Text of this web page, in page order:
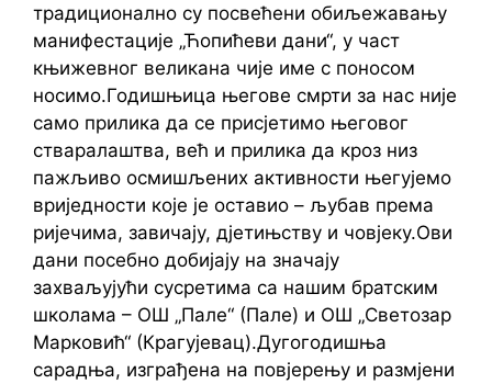
традиционално су посвећени обиљежавању
манифестације „Ћопићеви дани“, у част
књижевног великана чије име с поносом
носимо.Годишњица његове смрти за нас није
само прилика да се присјетимо његовог
стваралаштва, већ и прилика да кроз низ
пажљиво осмишљених активности његујемо
вриједности које је оставио – љубав према
ријечима, завичају, дјетињству и човјеку.Ови
дани посебно добијају на значају
захваљујући сусретима са нашим братским
школама – ОШ „Пале“ (Пале) и ОШ „Светозар
Марковић“ (Крагујевац).Дугогодишња
сарадња, изграђена на повјерењу и размјени